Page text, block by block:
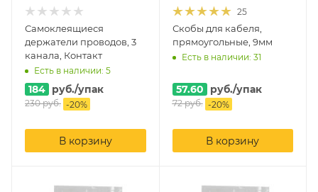
Самоклеящиеся
держатели проводов, 3
канала, Контакт
Есть в наличии: 5
184 руб./упак
230руб. -20%
В корзину
25
Скобы для кабеля,
прямоугольные, 9мм
Есть в наличии: 31
57.60 руб./упак
72руб. -20%
В корзину